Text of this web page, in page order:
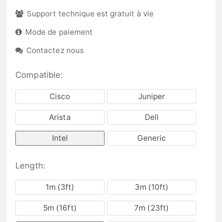
Support technique est gratuit à vie
Mode de paiement
Contactez nous
Compatible:
Cisco Juniper
Arista Dell
Intel Generic
Length:
1m (3ft) 3m (10ft)
5m (16ft) 7m (23ft)